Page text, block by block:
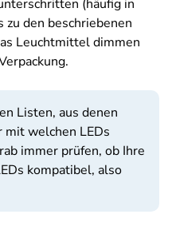
(häufig in
zu den beschriebenen
Leuchtmittel dimmen
Listen, aus denen
welchen LEDs
immer prüfen, ob Ihre
kompatibel, also